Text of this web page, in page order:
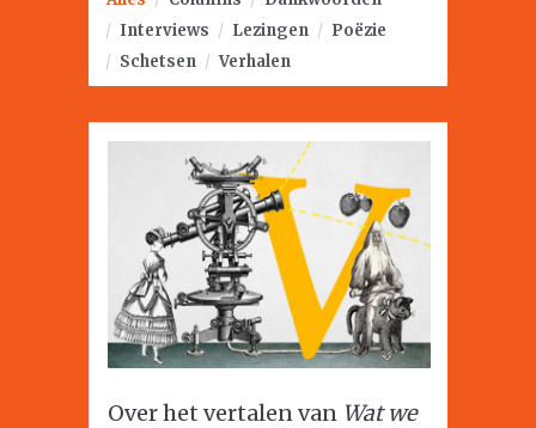
/ Interviews / Lezingen / Poëzie
/ Schetsen / Verhalen
Over het vertalen van Wat we